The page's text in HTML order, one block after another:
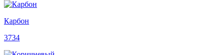
Карбон
3734